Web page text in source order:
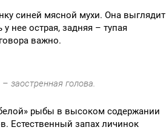
синей мясной мухи. Она выглядит
нее острая, задняя – тупая
важно.
заостренная голова.
рыбы в высоком содержании
Естественный запах личинок